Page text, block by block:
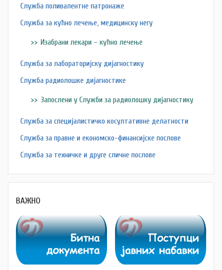
Служба поливалентне патронаже
Служба за кућно лечење, медицинску негу
Изабрани лекари – кућно лечење
Служба за лабораторијску дијагностику
Служба радиолошке дијагностике
Запослени у Служби за радиолошку дијагностику
Служба за специјалистичко косултативне делатности
Служба за правне и економско-финансијске послове
Служба за техничке и друге сличне послове
ВАЖНО